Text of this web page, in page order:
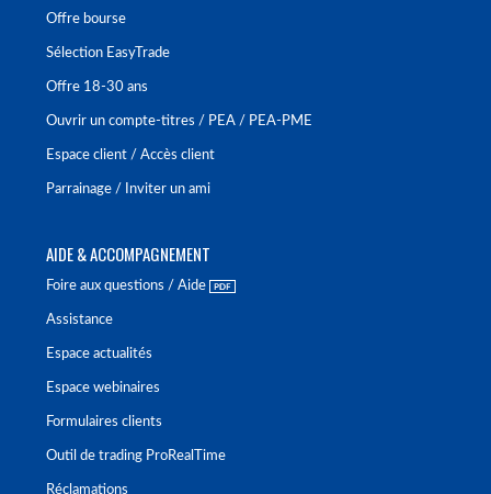
Offre bourse
Sélection EasyTrade
Offre 18-30 ans
Ouvrir un compte-titres / PEA / PEA-PME
Espace client / Accès client
Parrainage / Inviter un ami
AIDE & ACCOMPAGNEMENT
Foire aux questions / Aide
Assistance
Espace actualités
Espace webinaires
Formulaires clients
Outil de trading ProRealTime
Réclamations